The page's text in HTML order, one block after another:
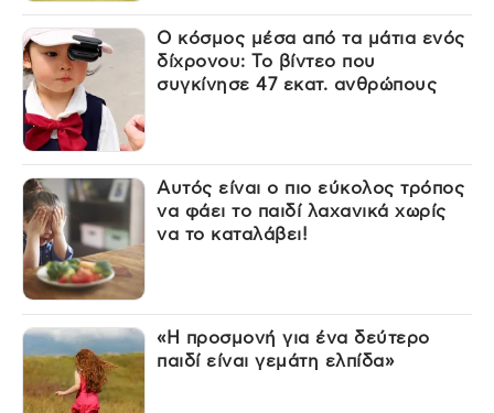
Ο κόσμος μέσα από τα μάτια ενός
δίχρονου: Το βίντεο που
συγκίνησε 47 εκατ. ανθρώπους
Αυτός είναι ο πιο εύκολος τρόπος
να φάει το παιδί λαχανικά χωρίς
να το καταλάβει!
«Η προσμονή για ένα δεύτερο
παιδί είναι γεμάτη ελπίδα»